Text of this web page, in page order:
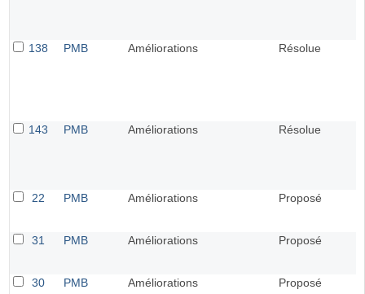
138 PMB Améliorations Résolue
143 PMB Améliorations Résolue
22 PMB Améliorations Proposé
31 PMB Améliorations Proposé
30 PMB Améliorations Proposé